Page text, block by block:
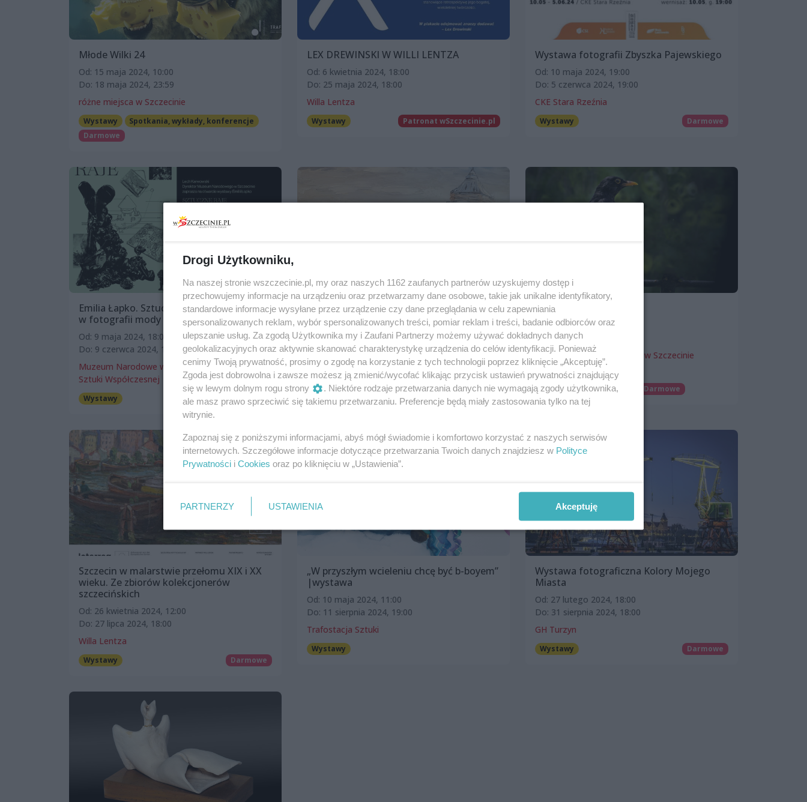
Młode Wilki 24
Od: 15 maja 2024, 10:00
Do: 18 maja 2024, 23:59
różne miejsca w Szczecinie
Wystawy
Spotkania, wykłady, konferencje
Darmowe
LEX DREWINSKI W WILLI LENTZA
Od: 6 kwietnia 2024, 18:00
Do: 25 maja 2024, 18:00
Willa Lentza
Wystawy Patronat wSzczecinie.pl
Wystawa fotografii Zbyszka Pajewskiego
Od: 10 maja 2024, 19:00
Do: 5 czerwca 2024, 19:00
CKE Stara Rzeźnia
Wystawy Darmowe
Emilia Łapko. Sztuczne raje. Hybrydowość
w fotografii mody
Od: 9 maja 2024, 18:00
Do: 9 czerwca 2024, 18:00
Muzeum Narodowe w Szczecinie – Muzeum
Sztuki Współczesnej
Wystawy
Wystawa „Wędrówki po starym
Szczecinie” Izabeli Ewy Staśkiewicz
Od: 7 maja 2024, 18:00
Do: 30 czerwca 2024, 22:00
Café 22
Wystawy Darmowe
Wystawa „Obok nas”
Od: 8 maja 2024, 18:00
Do: 8 lipca 2024, 18:00
Zamek Książąt Pomorskich w Szczecinie
Wystawy
Patronat wSzczecinie.pl
Darmowe
Szczecin w malarstwie przełomu XIX i XX
wieku. Ze zbiorów kolekcjonerów
szczecińskich
Od: 26 kwietnia 2024, 12:00
Do: 27 lipca 2024, 18:00
Willa Lentza
Wystawy Darmowe
„W przyszłym wcieleniu chcę być b-boyem”
|wystawa
Od: 10 maja 2024, 11:00
Do: 11 sierpnia 2024, 19:00
Trafostacja Sztuki
Wystawy
Wystawa fotograficzna Kolory Mojego
Miasta
Od: 27 lutego 2024, 18:00
Do: 31 sierpnia 2024, 18:00
GH Turzyn
Wystawy Darmowe
Drogi Użytkowniku,
Na naszej stronie wszczecinie.pl, my oraz naszych 1162 zaufanych partnerów uzyskujemy dostęp i
przechowujemy informacje na urządzeniu oraz przetwarzamy dane osobowe, takie jak unikalne identyfikatory,
standardowe informacje wysyłane przez urządzenie czy dane przeglądania w celu zapewniania
spersonalizowanych reklam, wybór spersonalizowanych treści, pomiar reklam i treści, badanie odbiorców oraz
ulepszanie usług. Za zgodą Użytkownika my i Zaufani Partnerzy możemy używać dokładnych danych
geolokalizacyjnych oraz aktywnie skanować charakterystykę urządzenia do celów identyfikacji. Ponieważ
cenimy Twoją prywatność, prosimy o zgodę na korzystanie z tych technologii poprzez kliknięcie „Akceptuję”.
Zgoda jest dobrowolna i zawsze możesz ją zmienić/wycofać klikając przycisk ustawień prywatności znajdujący
się w lewym dolnym rogu strony
. Niektóre rodzaje przetwarzania danych nie wymagają zgody użytkownika,
ale masz prawo sprzeciwić się takiemu przetwarzaniu. Preferencje będą miały zastosowania tylko na tej
witrynie.
Zapoznaj się z poniższymi informacjami, abyś mógł świadomie i komfortowo korzystać z naszych serwisów
internetowych. Szczegółowe informacje dotyczące przetwarzania Twoich danych znajdziesz w Polityce
Prywatności i Cookies oraz po kliknięciu w „Ustawienia”.
PARTNERZY USTAWIENIA Akceptuję